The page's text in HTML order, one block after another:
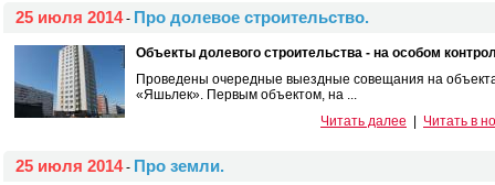
25 июля 2014- Про долевое строительство.
Объекты долевого строительства - на особом
Проведены очередные выездные совещания на
«Яшьлек». Первым объектом, на ...
Читать далее
Читать в
25 июля 2014- Про земли.